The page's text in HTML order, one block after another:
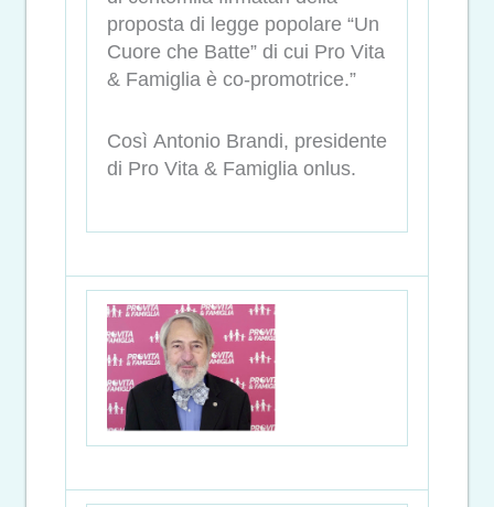
proposta di legge popolare “Un
Cuore che Batte” di cui Pro Vita
& Famiglia è co-promotrice.”
Così Antonio Brandi, presidente
di Pro Vita & Famiglia onlus.